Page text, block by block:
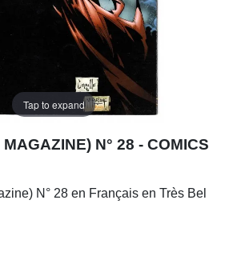
Tap to expand
N° 28 - COMICS
N° 28 en Français en Très Bel